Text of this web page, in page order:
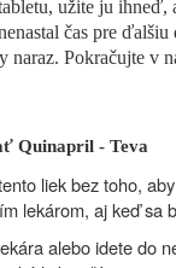
užite ju ihneď,
čas pre
naraz. Pokračujte v
Quinapril - Teva
liek bez toho,
lekárom, aj keď sa
alebo idete do